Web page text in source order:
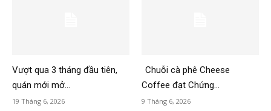
Vượt qua 3 tháng đầu tiên,
quán mới mở...
19 Tháng 6, 2026
Chuỗi cà phê Cheese
Coffee đạt Chứng...
9 Tháng 6, 2026